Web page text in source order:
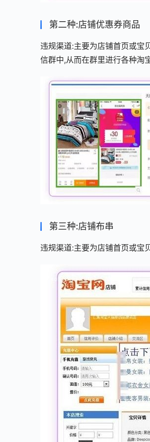
第二种:店铺优惠券商品
违规渠道:主要为店铺首页或宝
信群中,从而在群里进行各种淘
第三种:店铺布串
违规渠道:主要为店铺首页或宝